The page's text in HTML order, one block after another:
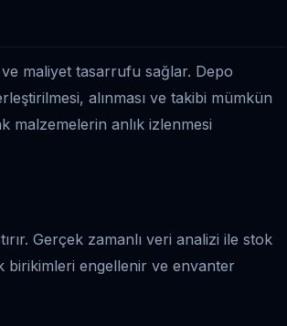
maliyet tasarrufu sağlar. Depo
alınması ve takibi mümkün
malzemelerin anlık izlenmesi
Gerçek zamanlı veri analizi ile stok
birikimleri engellenir ve envanter